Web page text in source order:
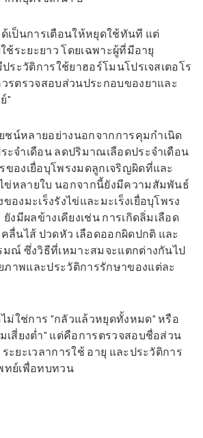
เป็นการเตือนให้หยุดใช้ทันที แต่
ช้ระยะยาว โดยเฉพาะผู้ที่มีอายุ
ระวัติการใช้ยาฮอร์โมนโปรเจสเตอโร
รตรวจสอบส่วนประกอบของยาและ
"
ชน์หลายอย่างนอกจากการคุมกำเนิด
ะจำเดือน ลดปริมาณเลือดประจำเดือน
ของเยื่อบุโพรงมดลูกเจริญผิดที่และ
ข่หลายใบ นอกจากนี้ยังมีความสัมพันธ์
องมะเร็งรังไข่และมะเร็งเยื่อบุโพรง
งมีผลข้างเคียงเช่น การเกิดลิ่มเลือด
ลื่นไส้ ปวดหัว เลือดออกผิดปกติ และ
มณ์ ซึ่งวิธีที่เหมาะสมจะแตกต่างกันไป
าพและประวัติการรักษาของแต่ละ
ม่ใช่การ "กลัวแล้วหยุดทั้งหมด" หรือ
เสี่ยงต่ำ" แต่คือการตรวจสอบชื่อส่วน
ะยะเวลาการใช้ อายุ และประวัติการ
ทย์เพื่อทบทวน